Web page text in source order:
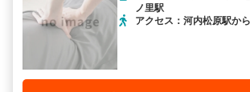
ノ里駅
アクセス：河内松原駅か